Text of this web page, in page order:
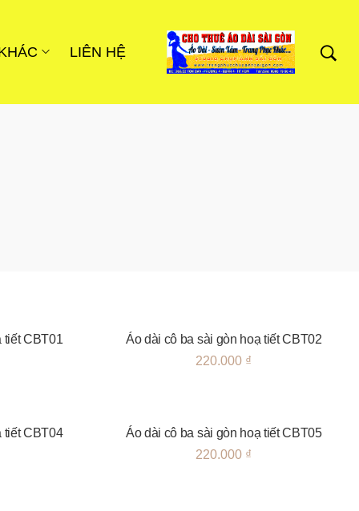
LIÊN HỆ
tiết CBT01
Áo dài cô ba sài gòn hoạ tiết CBT02
220.000 ₫
tiết CBT04
Áo dài cô ba sài gòn hoạ tiết CBT05
220.000 ₫